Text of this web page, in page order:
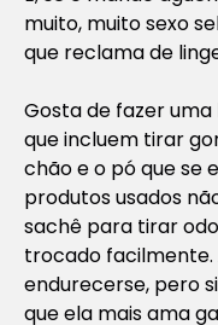
muito, muito sexo
que reclama de
Gosta de fazer uma
que incluem tirar
chão e o pó que se
produtos usados
sachê para tirar
trocado facilmente.
endurecerse, pero
que ela mais ama